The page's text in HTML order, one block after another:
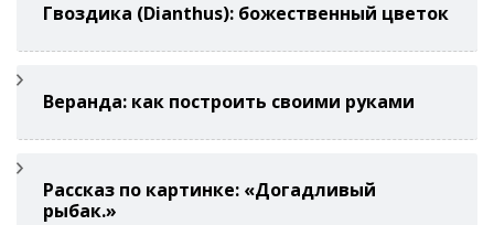
Гвоздикa (Di­anthus): божественный цветок
Веранда: как построить своими руками
Рассказ по картинке: «Догадливый
рыбак.»